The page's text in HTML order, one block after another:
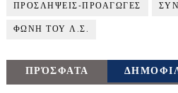
ΠΡΟΣΛΗΨΕΙΣ-ΠΡΟΑΓΩΓΕΣ
ΦΩΝΗ ΤΟΥ Λ.Σ.
ΠΡΌΣΦΑΤΑ